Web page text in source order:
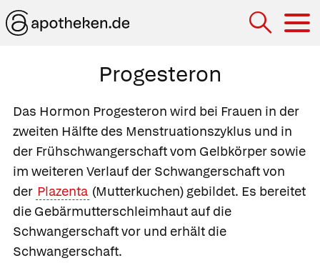
Progesteron
Das Hormon Progesteron wird bei Frauen in der
zweiten Hälfte des Menstruationszyklus und in
der Frühschwangerschaft vom Gelbkörper sowie
im weiteren Verlauf der Schwangerschaft von
der Plazenta (Mutterkuchen) gebildet. Es bereitet
die Gebärmutterschleimhaut auf die
Schwangerschaft vor und erhält die
Schwangerschaft.